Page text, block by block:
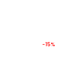
-15%